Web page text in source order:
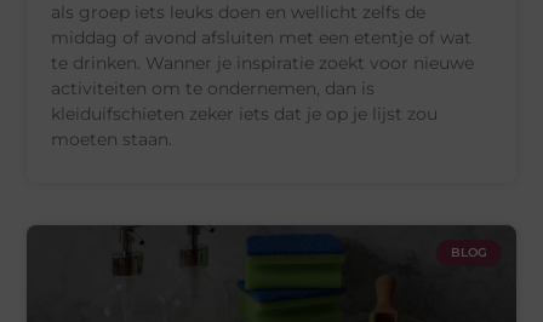
als groep iets leuks doen en wellicht zelfs de
middag of avond afsluiten met een etentje of wat
te drinken. Wanner je inspiratie zoekt voor nieuwe
activiteiten om te ondernemen, dan is
kleiduifschieten zeker iets dat je op je lijst zou
moeten staan.
BLOG